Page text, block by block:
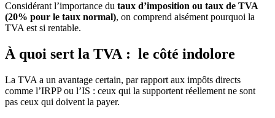
Considérant l’importance du taux d’imposition ou taux de TVA
(20% pour le taux normal), on comprend aisément pourquoi la
TVA est si rentable.
À quoi sert la TVA : le côté indolore
La TVA a un avantage certain, par rapport aux impôts directs
comme l’IRPP ou l’IS : ceux qui la supportent réellement ne sont
pas ceux qui doivent la payer.